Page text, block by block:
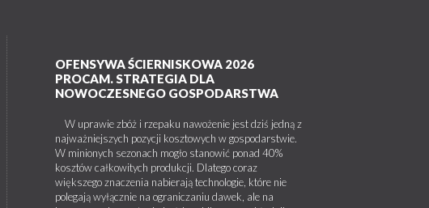
OFENSYWA ŚCIERNISKOWA 2026
PROCAM. STRATEGIA DLA
NOWOCZESNEGO GOSPODARSTWA
W uprawie zbóż i rzepaku nawożenie jest dziś jedną z
najważniejszych pozycji kosztowych w gospodarstwie.
W minionych sezonach mogło stanowić ponad 40%
kosztów całkowitych produkcji. Dlatego coraz
większego znaczenia nabierają technologie, które nie
polegają wyłącznie na ograniczaniu dawek, ale na